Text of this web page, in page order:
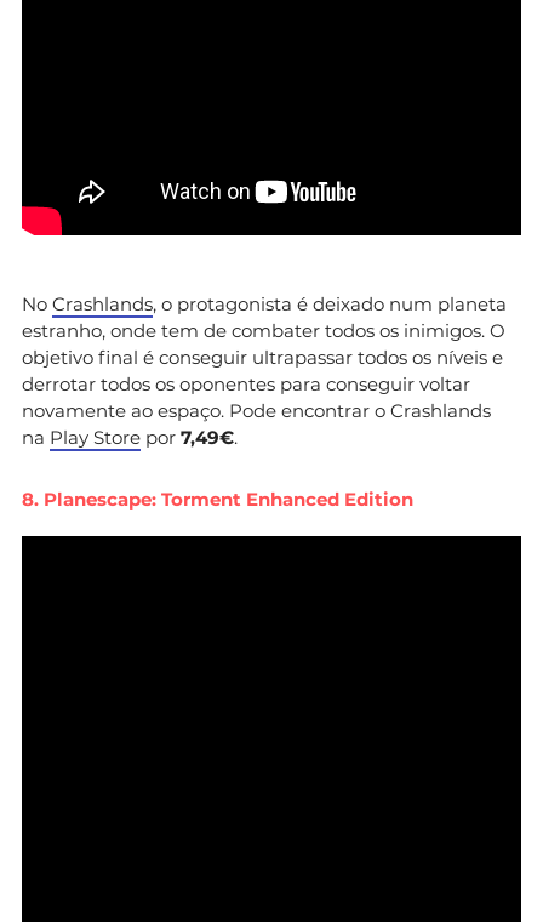
No Crashlands, o protagonista é deixado num planeta
estranho, onde tem de combater todos os inimigos. O
objetivo final é conseguir ultrapassar todos os níveis e
derrotar todos os oponentes para conseguir voltar
novamente ao espaço. Pode encontrar o Crashlands
na Play Store por 7,49€.
8. Planescape: Torment Enhanced Edition